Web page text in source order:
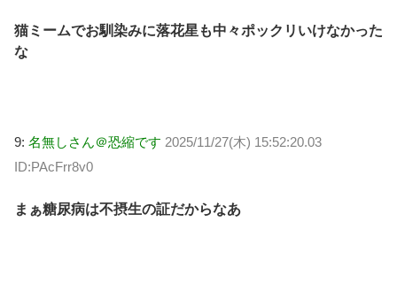
猫ミームでお馴染みに落花星も中々ポックリいけなかった
な
9: 名無しさん＠恐縮です 2025/11/27(木) 15:52:20.03
ID:PAcFrr8v0
まぁ糖尿病は不摂生の証だからなあ